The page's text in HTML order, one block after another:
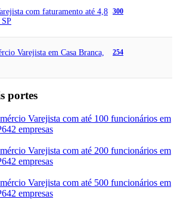
com faturamento até 4,8
SP
300
Varejista em Casa Branca,
254
portes
Varejista com até 100 funcionários em
642 empresas
Varejista com até 200 funcionários em
642 empresas
Varejista com até 500 funcionários em
642 empresas